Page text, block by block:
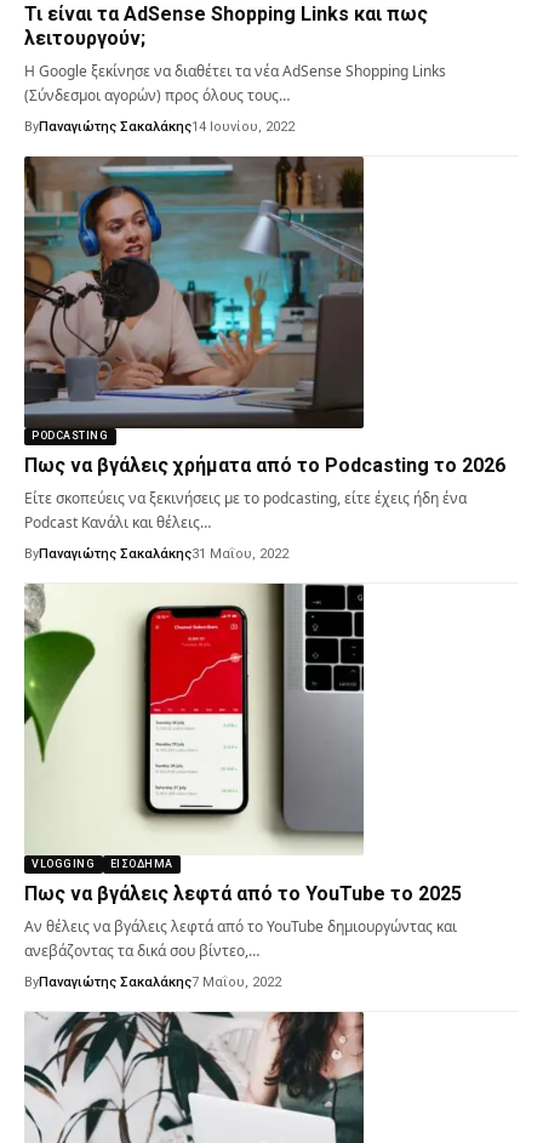
Τι είναι τα AdSense Shopping Links και πως
λειτουργούν;
Η Google ξεκίνησε να διαθέτει τα νέα AdSense Shopping Links
(Σύνδεσμοι αγορών) προς όλους τους…
ByΠαναγιώτης Σακαλάκης14 Ιουνίου, 2022
PODCASTING
Πως να βγάλεις χρήματα από το Podcasting το 2026
Είτε σκοπεύεις να ξεκινήσεις με το podcasting, είτε έχεις ήδη ένα
Podcast Κανάλι και θέλεις…
ByΠαναγιώτης Σακαλάκης31 Μαΐου, 2022
VLOGGING ΕΙΣΌΔΗΜΑ
Πως να βγάλεις λεφτά από το YouTube το 2025
Αν θέλεις να βγάλεις λεφτά από το YouTube δημιουργώντας και
ανεβάζοντας τα δικά σου βίντεο,…
ByΠαναγιώτης Σακαλάκης7 Μαΐου, 2022